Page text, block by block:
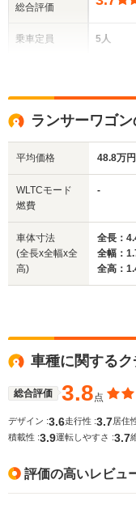
総合評価
乗車定員
サイズ
(全長x全幅x全高)
WLTCモード
燃費
5人
ランサーワゴ
平均価格 48.8万円
WLTCモード
燃費
-
車体寸法
(全長x全幅x全
高)
全長：
全幅：
全高：
車種に関する
総合評価 3.8点
デザイン :3.6走行性 :3.7居住
積載性 :3.9運転しやすさ :3.7
評価の高いレビュ